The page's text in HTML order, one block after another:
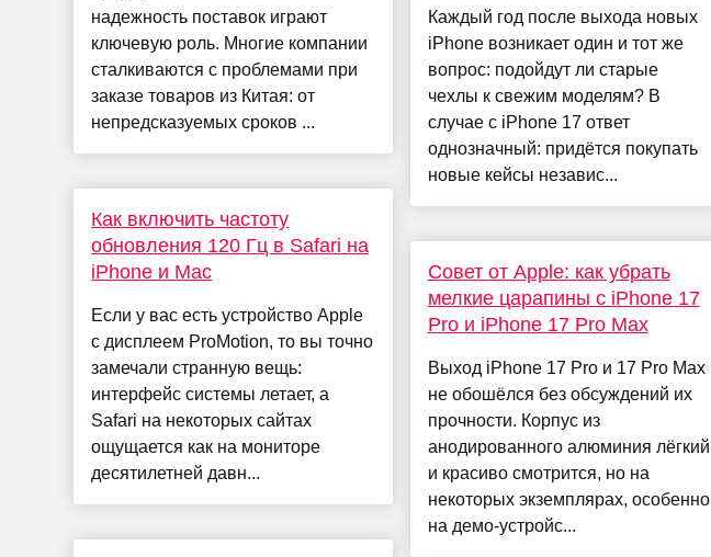
надежность поставок играют
ключевую роль. Многие компании
сталкиваются с проблемами при
заказе товаров из Китая: от
непредсказуемых сроков ...
Как включить частоту
обновления 120 Гц в Safari на
iPhone и Mac
Если у вас есть устройство Apple
с дисплеем ProMotion, то вы точно
замечали странную вещь:
интерфейс системы летает, а
Safari на некоторых сайтах
ощущается как на мониторе
десятилетней давн...
Каждый год после выхода новых
iPhone возникает один и тот же
вопрос: подойдут ли старые
чехлы к свежим моделям? В
случае с iPhone 17 ответ
однозначный: придётся покупать
новые кейсы независ...
Совет от Apple: как убрать
мелкие царапины с iPhone 17
Pro и iPhone 17 Pro Max
Выход iPhone 17 Pro и 17 Pro Max
не обошёлся без обсуждений их
прочности. Корпус из
анодированного алюминия лёгкий
и красиво смотрится, но на
некоторых экземплярах, особенно
на демо-устройс...